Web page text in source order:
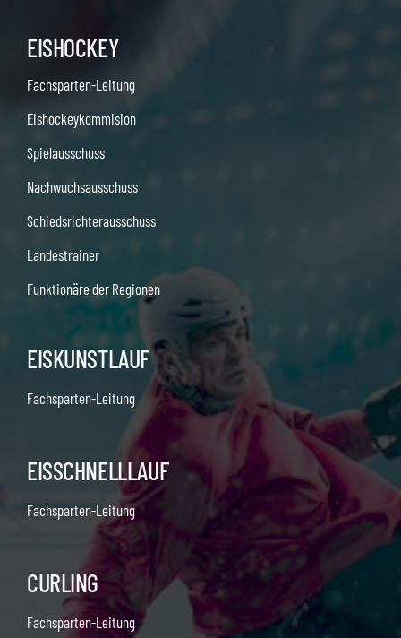
EISHOCKEY
Fachsparten-Leitung
Eishockeykommision
Spielausschuss
Nachwuchsausschuss
Schiedsrichterausschuss
Landestrainer
Funktionäre der Regionen
EISKUNSTLAUF
Fachsparten-Leitung
EISSCHNELLLAUF
Fachsparten-Leitung
CURLING
Fachsparten-Leitung